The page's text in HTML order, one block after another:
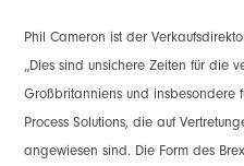
Phil Cameron ist der
„Dies sind unsichere Zeiten für die
Großbritanniens und insbesondere
Process Solutions, die auf
angewiesen sind. Die Form des